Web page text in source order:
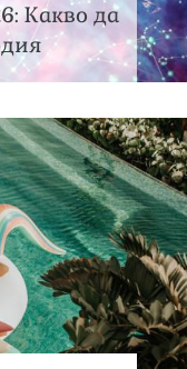
Какво да